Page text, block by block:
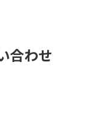
合わせ